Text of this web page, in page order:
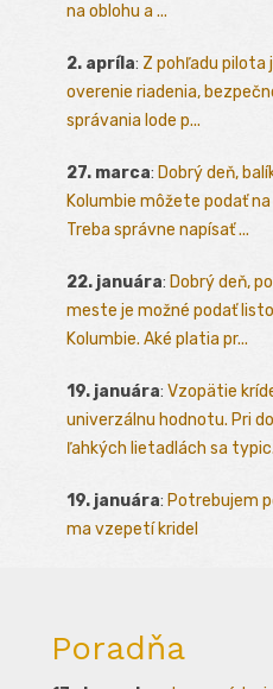
na oblohu a ...
2. apríla: Z pohľadu pilota
overenie riadenia,
správania lode p...
27. marca: Dobrý deň,
Kolumbie môžete podať
Treba správne napísať ...
22. januára: Dobrý deň,
meste je možné podať
Kolumbie. Aké platia pr...
19. januára: Vzopätie
univerzálnu hodnotu. Pri
ľahkých lietadlách sa
19. januára: Potrebujem
ma vzepetí kridel
Poradňa